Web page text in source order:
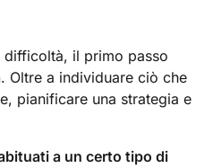
difficoltà, il primo passo
. Oltre a individuare ciò che
pianificare una strategia e
a un certo tipo di